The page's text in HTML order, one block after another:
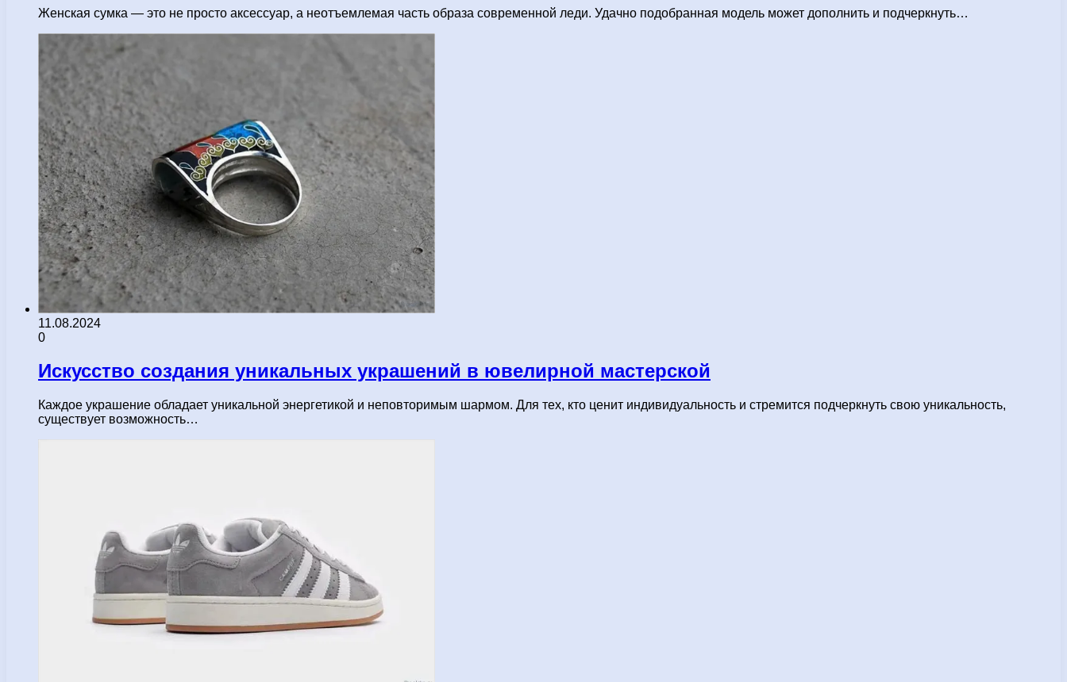
Женская сумка — это не просто аксессуар, а неотъемлемая часть образа современной леди. Удачно подобранная модель может дополнить и подчеркнуть…
11.08.2024
0
Искусство создания уникальных украшений в ювелирной мастерской
Каждое украшение обладает уникальной энергетикой и неповторимым шармом. Для тех, кто ценит индивидуальность и стремится подчеркнуть свою уникальность,
существует возможность…